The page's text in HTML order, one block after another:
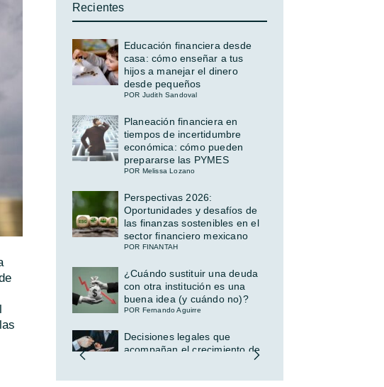
Recientes
Educación financiera desde
casa: cómo enseñar a tus
hijos a manejar el dinero
desde pequeños
POR Judith Sandoval
Planeación financiera en
tiempos de incertidumbre
económica: cómo pueden
prepararse las PYMES
POR Melissa Lozano
Perspectivas 2026:
Oportunidades y desafíos de
las finanzas sostenibles en el
sector financiero mexicano
POR FINANTAH
¿Cuándo sustituir una deuda
con otra institución es una
buena idea (y cuándo no)?
POR Fernando Aguirre
Decisiones legales que
acompañan el crecimiento de